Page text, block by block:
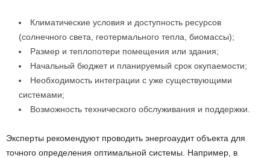
Климатические условия и доступность ресурсов
(солнечного света, геотермального тепла, биомассы);
Размер и теплопотери помещения или здания;
Начальный бюджет и планируемый срок окупаемости;
Необходимость интеграции с уже существующими
системами;
Возможность технического обслуживания и поддержки.
Эксперты рекомендуют проводить энергоаудит объекта для
точного определения оптимальной системы. Например, в